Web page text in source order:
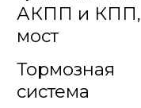
АКПП и КПП,
мост
Тормозная
система